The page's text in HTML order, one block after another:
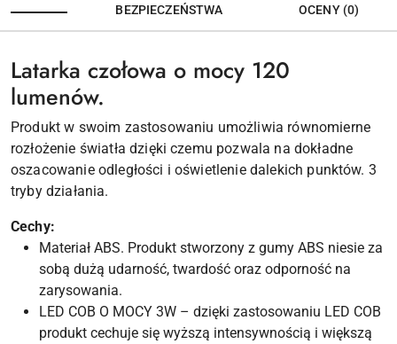
BEZPIECZEŃSTWA OCENY (0)
Latarka czołowa o mocy 120
lumenów.
Produkt w swoim zastosowaniu umożliwia równomierne
rozłożenie światła dzięki czemu pozwala na dokładne
oszacowanie odległości i oświetlenie dalekich punktów. 3
tryby działania.
Cechy:
Materiał ABS. Produkt stworzony z gumy ABS niesie za
sobą dużą udarność, twardość oraz odporność na
zarysowania.
LED COB O MOCY 3W – dzięki zastosowaniu LED COB
produkt cechuje się wyższą intensywnością i większą